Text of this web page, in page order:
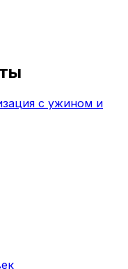
с ужином и